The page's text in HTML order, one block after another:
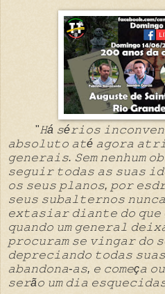
"𝙷á 𝚜é𝚛𝚒𝚘𝚜
𝚊𝚋𝚜𝚘𝚕𝚞𝚝𝚘 𝚊𝚝é 𝚊𝚐𝚘𝚛𝚊
𝚐𝚎𝚗𝚎𝚛𝚊𝚒𝚜. 𝚂𝚎𝚖 𝚗𝚎𝚗𝚑𝚞𝚖
𝚜𝚎𝚐𝚞𝚒𝚛 𝚝𝚘𝚍𝚊𝚜 𝚊𝚜 𝚜𝚞𝚊𝚜
𝚘𝚜 𝚜𝚎𝚞𝚜 𝚙𝚕𝚊𝚗𝚘𝚜, 𝚙𝚘𝚛
𝚜𝚎𝚞𝚜 𝚜𝚞𝚋𝚊𝚕𝚝𝚎𝚛𝚗𝚘𝚜
𝚎𝚡𝚝𝚊𝚜𝚒𝚊𝚛 𝚍𝚒𝚊𝚗𝚝𝚎 𝚍𝚘 𝚚𝚞𝚎
𝚚𝚞𝚊𝚗𝚍𝚘 𝚞𝚖 𝚐𝚎𝚗𝚎𝚛𝚊𝚕
𝚙𝚛𝚘𝚌𝚞𝚛𝚊𝚖 𝚜𝚎 𝚟𝚒𝚗𝚐𝚊𝚛 𝚍𝚘
𝚍𝚎𝚙𝚛𝚎𝚌𝚒𝚊𝚗𝚍𝚘 𝚝𝚘𝚍𝚊𝚜
𝚊𝚋𝚊𝚗𝚍𝚘𝚗𝚊-𝚊𝚜, 𝚎 𝚌𝚘𝚖𝚎ç𝚊
𝚜𝚎𝚛ã𝚘 𝚞𝚖 𝚍𝚒𝚊